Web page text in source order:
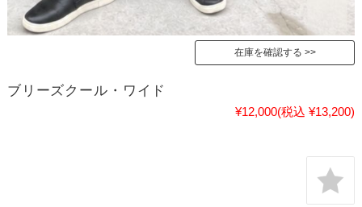
在庫を確認する
ブリーズクール・ワイド
¥12,000(税込 ¥13,200)